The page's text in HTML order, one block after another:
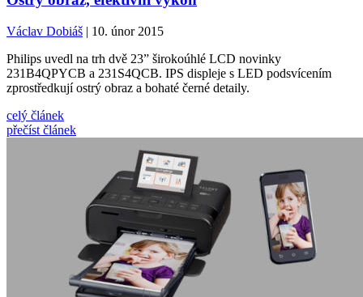
Václav Dobiáš | 10. únor 2015
Philips uvedl na trh dvě 23” širokoúhlé LCD novinky
231B4QPYCB a 231S4QCB. IPS displeje s LED podsvícením
zprostředkují ostrý obraz a bohaté černé detaily.
celý článek
přečíst článek